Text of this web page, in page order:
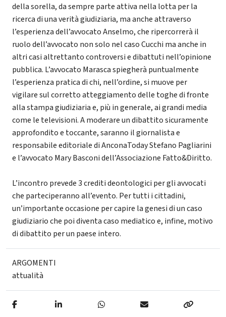
della sorella, da sempre parte attiva nella lotta per la
ricerca di una verità giudiziaria, ma anche attraverso
l’esperienza dell’avvocato Anselmo, che ripercorrerà il
ruolo dell’avvocato non solo nel caso Cucchi ma anche in
altri casi altrettanto controversi e dibattuti nell’opinione
pubblica. L’avvocato Marasca spiegherà puntualmente
l’esperienza pratica di chi, nell’ordine, si muove per
vigilare sul corretto atteggiamento delle toghe di fronte
alla stampa giudiziaria e, più in generale, ai grandi media
come le televisioni. A moderare un dibattito sicuramente
approfondito e toccante, saranno il giornalista e
responsabile editoriale di AnconaToday Stefano Pagliarini
e l’avvocato Mary Basconi dell’Associazione Fatto&Diritto.
L’incontro prevede 3 crediti deontologici per gli avvocati
che parteciperanno all’evento. Per tutti i cittadini,
un’importante occasione per capire la genesi di un caso
giudiziario che poi diventa caso mediatico e, infine, motivo
di dibattito per un paese intero.
ARGOMENTI
attualità